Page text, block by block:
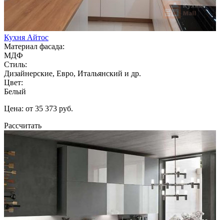
Кухня Айтос
Материал фасада:
МДФ
Стиль:
Дизайнерские, Евро, Итальянский и др.
Цвет:
Белый
Цена: от 35 373 руб.
Рассчитать